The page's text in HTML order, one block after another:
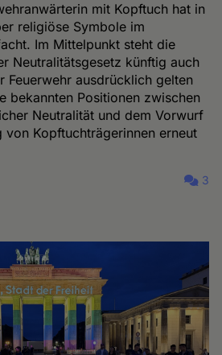
mit Kopftuch hat in
religiöse Symbole im
Im Mittelpunkt steht die
Neutralitätsgesetz künftig auch
Feuerwehr ausdrücklich gelten
bekannten Positionen zwischen
Neutralität und dem Vorwurf
von Kopftuchträgerinnen erneut
3